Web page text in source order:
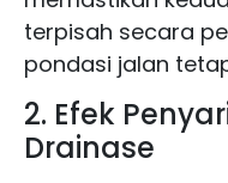
terpisah secara
pondasi jalan
2. Efek
Drainase